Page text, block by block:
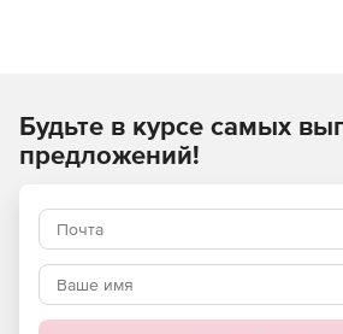
Будьте в курсе самых
предложений!